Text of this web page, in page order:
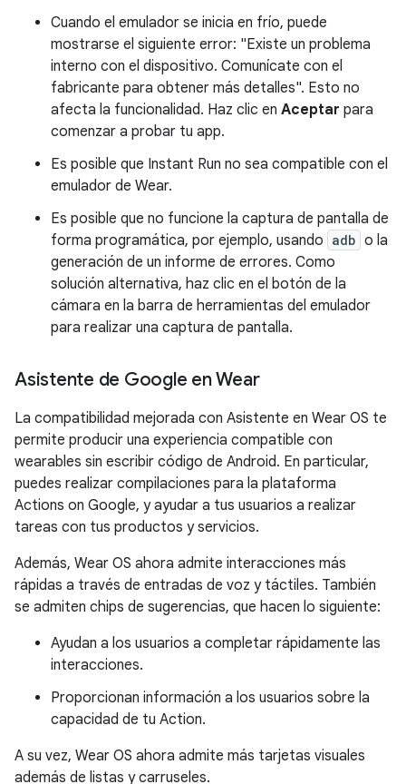
Cuando el emulador se inicia en frío, puede
mostrarse el siguiente error: "Existe un problema
interno con el dispositivo. Comunícate con el
fabricante para obtener más detalles". Esto no
afecta la funcionalidad. Haz clic en Aceptar para
comenzar a probar tu app.
Es posible que Instant Run no sea compatible con el
emulador de Wear.
Es posible que no funcione la captura de pantalla de
forma programática, por ejemplo, usando adb o la
generación de un informe de errores. Como
solución alternativa, haz clic en el botón de la
cámara en la barra de herramientas del emulador
para realizar una captura de pantalla.
Asistente de Google en Wear
La compatibilidad mejorada con Asistente en Wear OS te
permite producir una experiencia compatible con
wearables sin escribir código de Android. En particular,
puedes realizar compilaciones para la plataforma
Actions on Google, y ayudar a tus usuarios a realizar
tareas con tus productos y servicios.
Además, Wear OS ahora admite interacciones más
rápidas a través de entradas de voz y táctiles. También
se admiten chips de sugerencias, que hacen lo siguiente:
Ayudan a los usuarios a completar rápidamente las
interacciones.
Proporcionan información a los usuarios sobre la
capacidad de tu Action.
A su vez, Wear OS ahora admite más tarjetas visuales
además de listas y carruseles.